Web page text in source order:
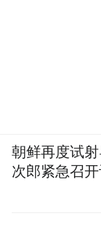
朝鲜再度试
次郎紧急召